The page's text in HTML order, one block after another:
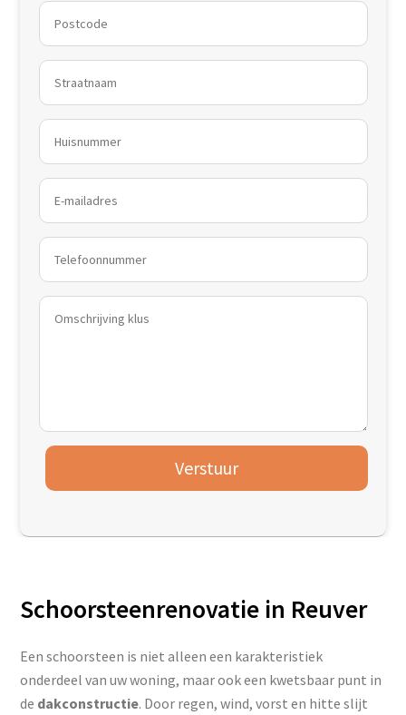
Verstuur
Schoorsteenrenovatie in Reuver
Een schoorsteen is niet alleen een karakteristiek
onderdeel van uw woning, maar ook een kwetsbaar punt in
de dakconstructie. Door regen, wind, vorst en hitte slijt